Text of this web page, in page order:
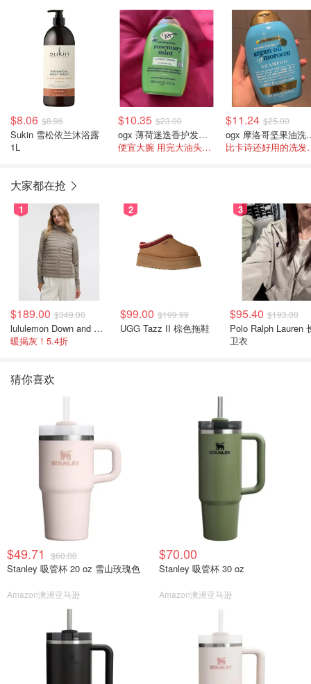
$8.06 $8.96
Sukin 雪松依兰沐浴露
1L
$10.35 $23.00
ogx 薄荷迷迭香护发素 385ml
便宜大腕 用完大油头能撑到2天
$11.24 $25.00
ogx 摩洛
比卡
大家都在抢
1
$189.00 $349.00
lululemon Down and Around 羽绒夹克
暖揭灰！5.4折
2
$99.00 $199.99
UGG Tazz II 棕色拖鞋
3
$95.40 $193.00
Polo Ralph Lauren
卫衣
猜你喜欢
$49.71 $60.00
Stanley 吸管杯 20 oz 雪山玫瑰色
Amazon澳洲亚马逊
$70.00
Stanley 吸管杯 30 oz
Amazon澳洲亚马逊